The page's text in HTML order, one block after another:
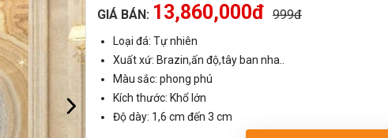
GIÁ BÁN: 13,860,000đ 999đ
Loại đá: Tự nhiên
Xuất xứ: Brazin,ấn độ,tây ban nha..
Màu sắc: phong phú
Kích thước: Khổ lớn
Độ dày: 1,6 cm đến 3 cm